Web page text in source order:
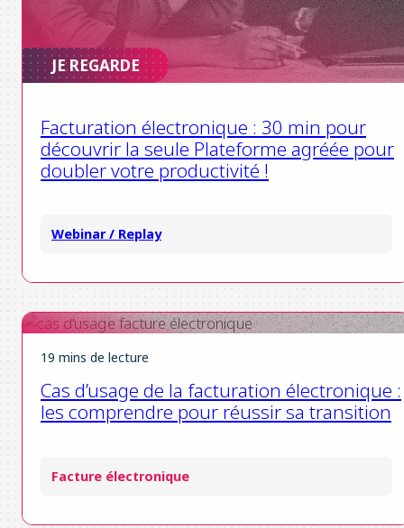
JE REGARDE
Facturation électronique : 30 min pour
découvrir la seule Plateforme agréée pour
doubler votre productivité !
Webinar / Replay
19 mins de lecture
Cas d’usage de la facturation électronique :
les comprendre pour réussir sa transition
Facture électronique